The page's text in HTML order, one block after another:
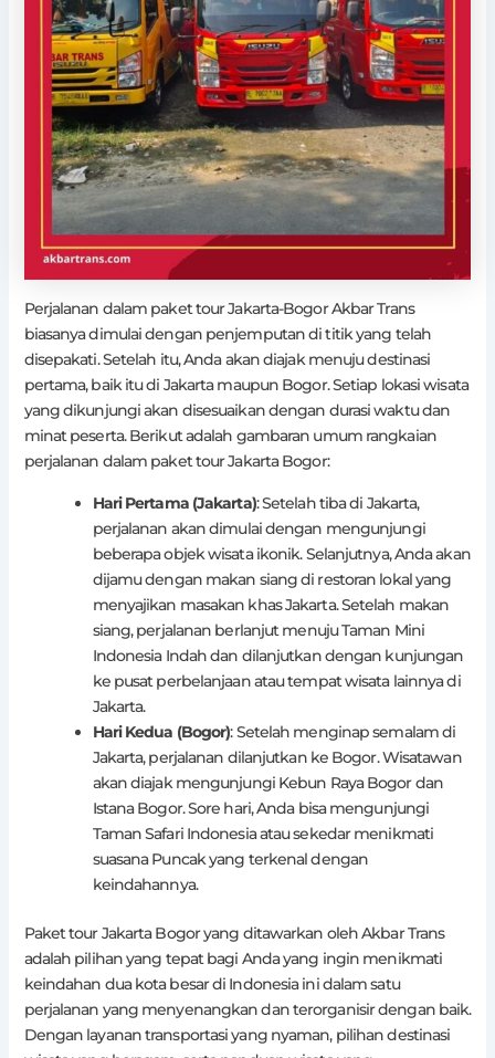
Perjalanan dalam paket tour Jakarta-Bogor Akbar Trans
biasanya dimulai dengan penjemputan di titik yang telah
disepakati. Setelah itu, Anda akan diajak menuju destinasi
pertama, baik itu di Jakarta maupun Bogor. Setiap lokasi wisata
yang dikunjungi akan disesuaikan dengan durasi waktu dan
minat peserta. Berikut adalah gambaran umum rangkaian
perjalanan dalam paket tour Jakarta Bogor:
Hari Pertama (Jakarta): Setelah tiba di Jakarta,
perjalanan akan dimulai dengan mengunjungi
beberapa objek wisata ikonik. Selanjutnya, Anda akan
dijamu dengan makan siang di restoran lokal yang
menyajikan masakan khas Jakarta. Setelah makan
siang, perjalanan berlanjut menuju Taman Mini
Indonesia Indah dan dilanjutkan dengan kunjungan
ke pusat perbelanjaan atau tempat wisata lainnya di
Jakarta.
Hari Kedua (Bogor): Setelah menginap semalam di
Jakarta, perjalanan dilanjutkan ke Bogor. Wisatawan
akan diajak mengunjungi Kebun Raya Bogor dan
Istana Bogor. Sore hari, Anda bisa mengunjungi
Taman Safari Indonesia atau sekedar menikmati
suasana Puncak yang terkenal dengan
keindahannya.
Paket tour Jakarta Bogor yang ditawarkan oleh Akbar Trans
adalah pilihan yang tepat bagi Anda yang ingin menikmati
keindahan dua kota besar di Indonesia ini dalam satu
perjalanan yang menyenangkan dan terorganisir dengan baik.
Dengan layanan transportasi yang nyaman, pilihan destinasi